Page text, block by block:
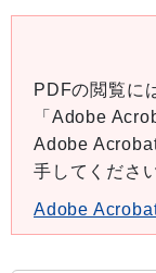
PDFの閲覧に
「Adobe
Adobe
手してください
Adobe